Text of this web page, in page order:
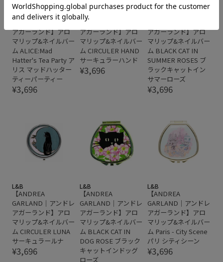
L&B
【ANDREA
GARLAND｜アンドレ
アガーランド】アロ
マリップ&ネイルバー
ム ALICE:Mad
Hatter's Tea Party ア
リス マッドハッター
ティーパーティー
¥3,696
L&B
【ANDREA
GARLAND｜アンドレ
アガーランド】アロ
マリップ&ネイルバー
ム CIRCULER HAND
サーキュラーハンド
¥3,696
L&B
アガーランド】アロ
マリップ&ネイルバー
ム BLACK CAT IN
SUMMER ROSES ブ
ラックキャットイン
サマーローズ
¥3,696
L&B
【ANDREA
GARLAND｜アンドレ
アガーランド】アロ
マリップ&ネイルバー
ム CIRCULER LUNA
サーキュラールナ
¥3,696
L&B
【ANDREA
GARLAND｜アンドレ
アガーランド】アロ
マリップ&ネイルバー
ム BLACK CAT IN
DOG ROSE ブラック
キャットインドッグ
ローズ
L&B
【ANDREA
GARLAND｜アンドレ
アガーランド】アロ
マリップ&ネイルバー
ム Paris - City Scene
パリ シティシーン
¥3,696